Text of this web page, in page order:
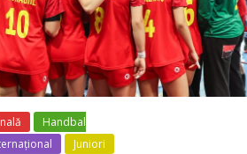
Handbal
Juniori